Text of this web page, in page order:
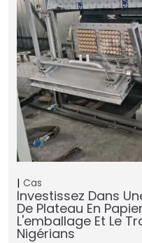
Cas
Investissez Dans
De Plateau En
L'emballage Et Le
Nigérians